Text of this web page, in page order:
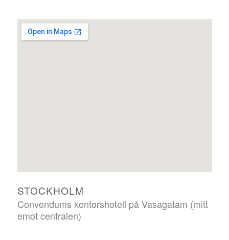
STOCKHOLM
Convendums kontorshotell på Vasagatam (mitt
emot centralen)